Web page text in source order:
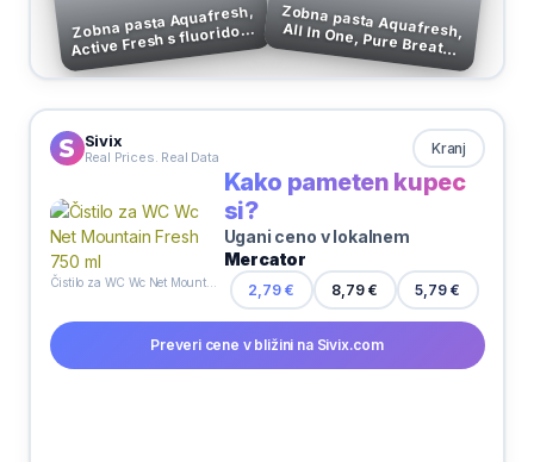
Zobna pasta Aquafresh,
Active Fresh s fluoridom,
125 ml
Zobna pasta Aquafresh,
All In One, Pure Breath,
75 ml
Sivix
Real Prices. Real Data Kranj
Čistilo za WC Wc Net Mountain Fresh 750 ml
Kako pameten kupec
si?
Ugani ceno v lokalnem
Mercator
2,79 € 8,79 € 5,79 €
Preveri cene v bližini na Sivix.com